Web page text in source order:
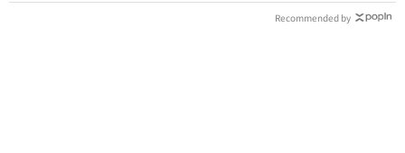
Recommended by